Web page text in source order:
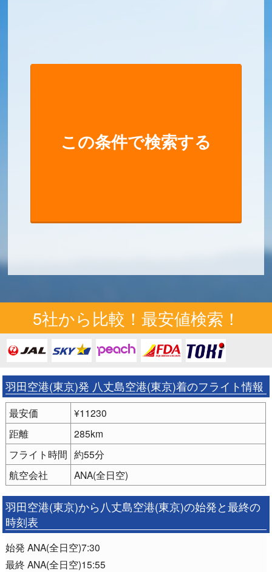
5社から比較！最安値検索！
羽田空港(東京)発 八丈島空港(東京)着のフライト情報
最安価
¥11230
距離
285km
フライト時間 約55分
航空会社
ANA(全日空)
羽田空港(東京)から八丈島空港(東京)の始発と最終の
時刻表
始発 ANA(全日空)7:30
最終 ANA(全日空)15:55